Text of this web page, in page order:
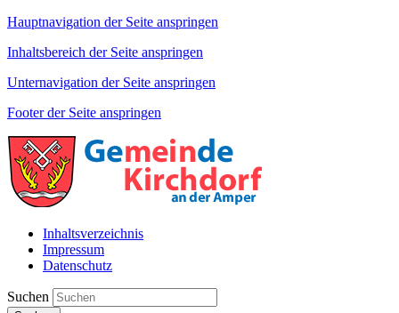
Hauptnavigation der Seite anspringen
Inhaltsbereich der Seite anspringen
Unternavigation der Seite anspringen
Footer der Seite anspringen
Inhaltsverzeichnis
Impressum
Datenschutz
Suchen